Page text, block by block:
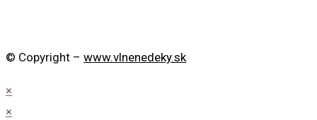
© Copyright – www.vlnenedeky.sk
×
×